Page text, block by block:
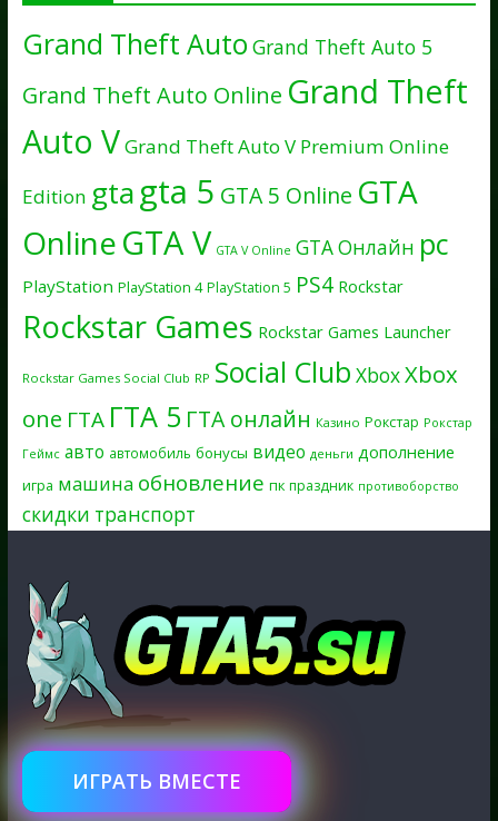
Grand Theft Auto Grand Theft Auto 5
Grand Theft Auto Online Grand Theft
Auto VGrand Theft Auto V Premium Online
Edition gtagta 5 GTA 5 Online GTA
OnlineGTA V GTA V Online GTA Онлайн pc
PlayStation PlayStation 4 PlayStation 5 PS4 Rockstar
Rockstar Games Rockstar Games Launcher
Rockstar Games Social Club RP Social Club XboxXbox
one ГТА ГТА 5 ГТА онлайн Казино Рокстар Рокстар
Геймс авто автомобиль бонусы видео деньги дополнение
игра машина обновление пк праздник противоборство
скидки транспорт
ИГРАТЬ ВМЕСТЕ